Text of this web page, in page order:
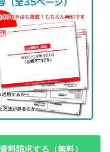
料請求する（無料）